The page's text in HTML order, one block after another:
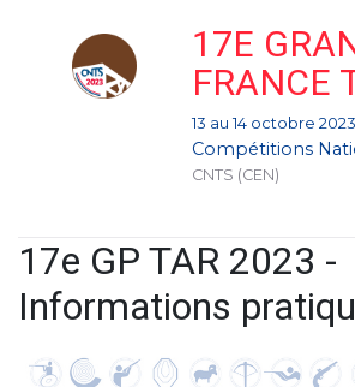
17E
FRANCE
13 au 14 octobre 2023
Compétitions
CNTS (CEN)
17e GP TAR 2023 -
Informations